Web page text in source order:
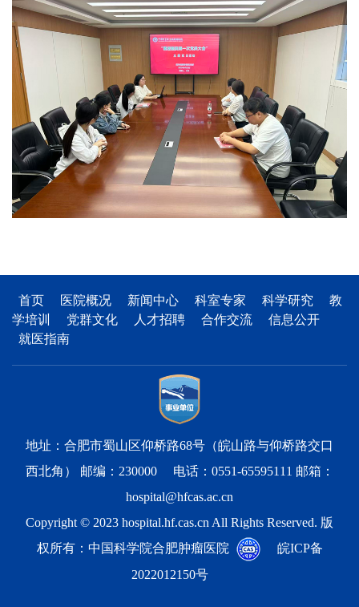
首页 医院概况 新闻中心 科室专家 科学研究
教
学培训
党群文化 人才招聘 合作交流
信息公开
就医指南
地址：合肥市蜀山区仰桥路68号（皖山路与仰桥路交口
西北角） 邮编：230000 电话：0551-65595111 邮箱：
hospital@hfcas.ac.cn
Copyright © 2023 hospital.hf.cas.cn All Rights Reserved. 版
权所有：中国科学院合肥肿瘤医院
皖ICP备
2022012150号